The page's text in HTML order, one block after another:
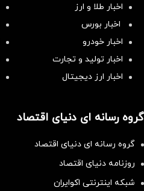
اخبار طلا و ارز
اخبار بورس
اخبار خودرو
اخبار تولید و تجارت
اخبار ارز دیجیتال
گروه رسانه ای دنیای اقتصاد
گروه رسانه ای دنیای اقتصاد
روزنامه دنیای اقتصاد
شبکه اینترنتی اکوایران